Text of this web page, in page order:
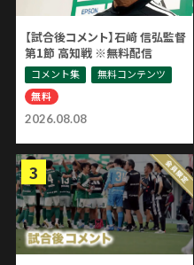
2026.08.08
【試合後コメント】石﨑 信弘監督
第1節 高知戦 ※無料配信
コメント集
無料コンテンツ
無料